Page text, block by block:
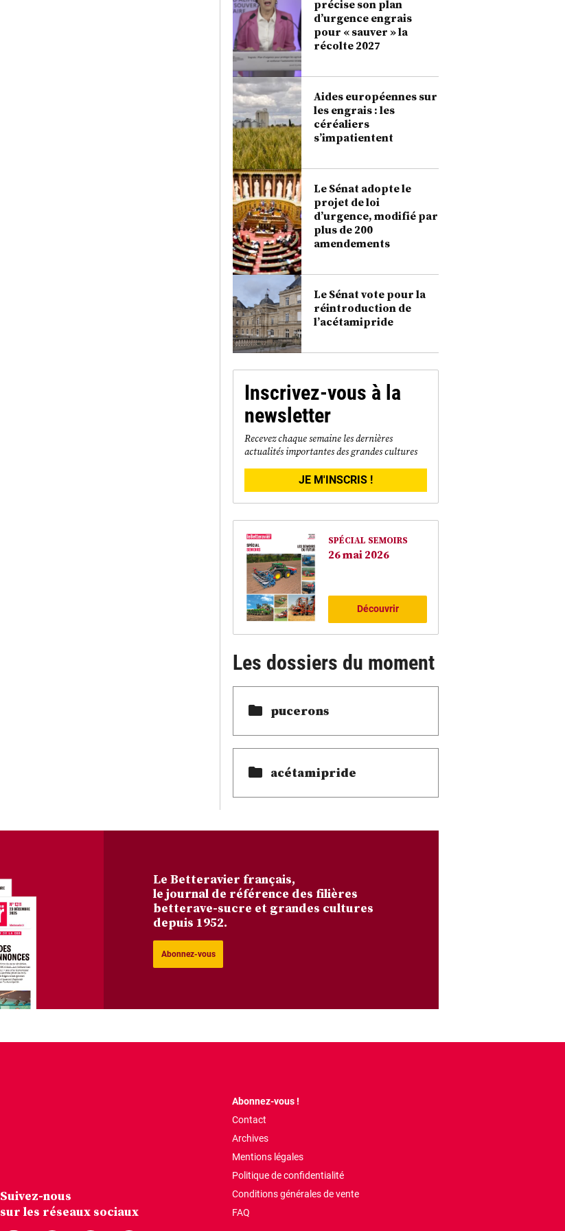
précise son plan
d’urgence engrais
pour « sauver » la
récolte 2027
Aides européennes sur
les engrais : les
céréaliers
s’impatientent
Le Sénat adopte le
projet de loi
d’urgence, modifié par
plus de 200
amendements
Le Sénat vote pour la
réintroduction de
l’acétamipride
Inscrivez-vous à la
newsletter
Recevez chaque semaine les dernières
actualités importantes des grandes cultures
JE M'INSCRIS !
SPÉCIAL SEMOIRS
26 mai 2026
Découvrir
Les dossiers du moment
pucerons
acétamipride
Le Betteravier français,
le journal de référence des filières
betterave-sucre et grandes cultures
depuis 1952.
Abonnez-vous
Suivez-nous
sur les réseaux sociaux
Abonnez-vous !
Contact
Archives
Mentions légales
Politique de confidentialité
Conditions générales de vente
FAQ